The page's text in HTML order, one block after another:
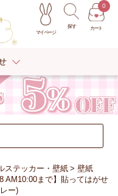
マイページ
探す カート
0
ステッカー・壁紙
壁紙
AM10:00まで】貼ってはがせ
ー)